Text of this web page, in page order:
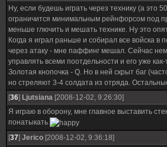
Ну, если будешь играть через технику (а это
ограничится минимальным рейнфорсом под
меньше глючить и мешать технике. Ну это
Когда я играл раньше и собирал все войска в
через атаку - мне паффинг мешал. Сейчас
управлять всеми поотдельности и его уже
Золотая кнопочка - Q. Но в ней скрыт баг
но стреляют 3-4 солдата из отряда.
[36] Ljutsiana [2008-12-02, 9:26:30]
Я играю в оборону, мне главное выставить
понатыкать
[37] Jerico [2008-12-02, 9:36:18]